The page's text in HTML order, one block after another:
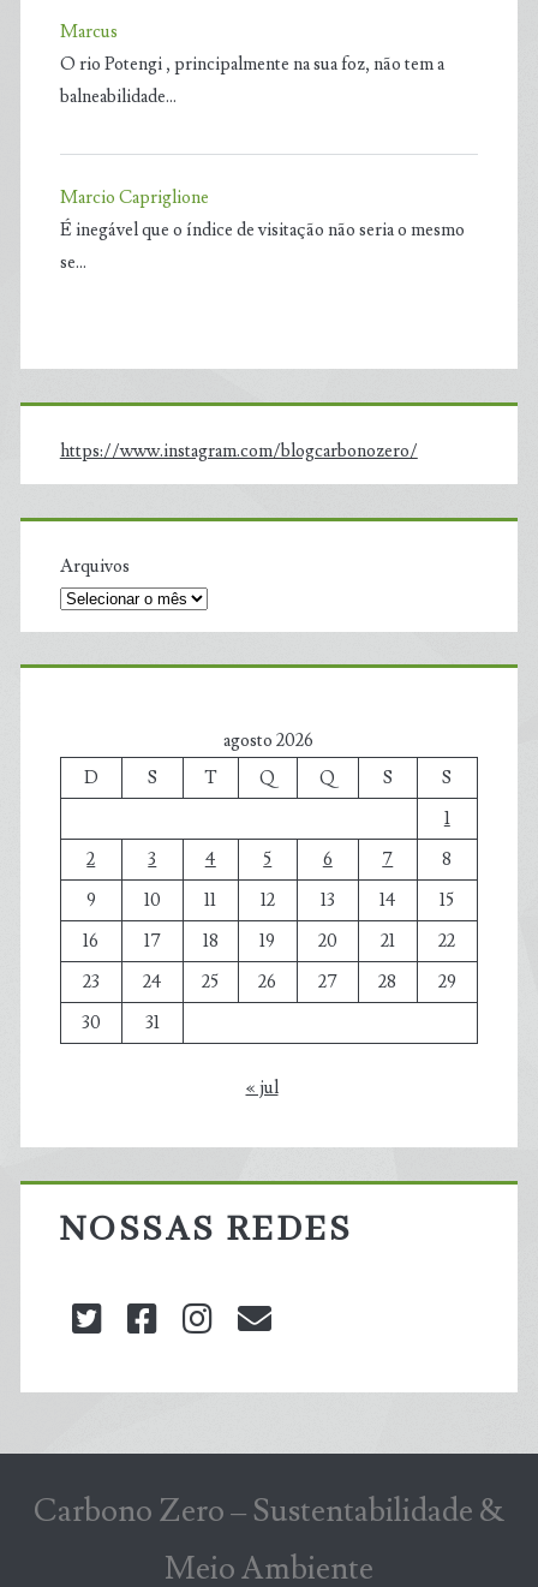
Marcus
O rio Potengi , principalmente na sua foz, não tem a
balneabilidade…
Marcio Capriglione
É inegável que o índice de visitação não seria o mesmo
se…
https://www.instagram.com/blogcarbonozero/
Arquivos
agosto 2026
D
S T Q Q S
S
1
2
3 4 5 6 7
8
9
10 11 12 13 14
15
16
17 18 19 20 21
22
23
24 25 26 27 28
29
30
31
« jul
NOSSAS REDES
twitterfacebookinstagram
Carbono Zero – Sustentabilidade &
Meio Ambiente